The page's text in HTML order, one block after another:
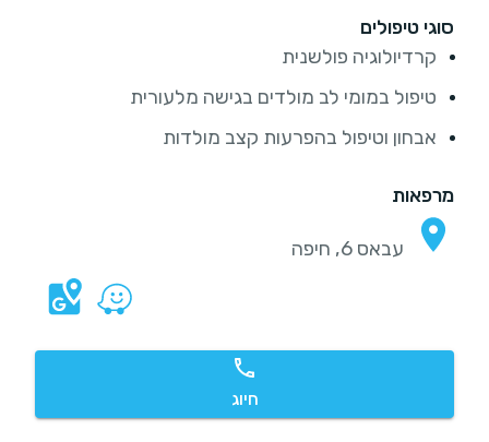
סוגי טיפולים
קרדיולוגיה פולשנית
טיפול במומי לב מולדים בגישה מלעורית
אבחון וטיפול בהפרעות קצב מולדות
מרפאות
עבאס 6, חיפה
חיוג